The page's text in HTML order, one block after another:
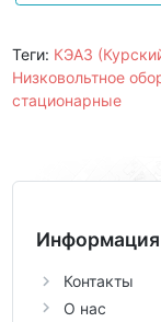
Теги: КЭАЗ
Низковольтное
стационарные
Информация
Контакты
О нас